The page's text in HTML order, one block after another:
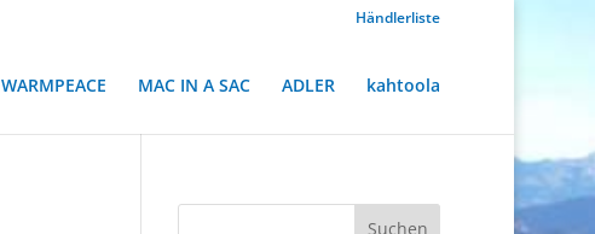
Händlerliste
WARMPEACE MAC IN A SAC ADLER kahtoola